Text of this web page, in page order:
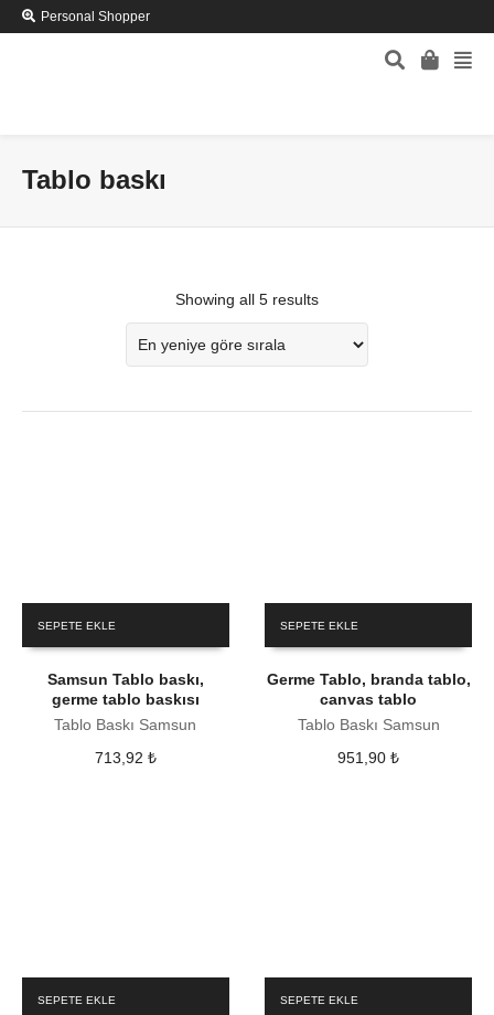
Personal Shopper
Tablo baskı
Showing all 5 results
SEPETE EKLE
Samsun Tablo baskı,
germe tablo baskısı
Tablo Baskı Samsun
713,92 ₺
SEPETE EKLE
Germe Tablo, branda tablo,
canvas tablo
Tablo Baskı Samsun
951,90₺
SEPETE EKLE SEPETE EKLE